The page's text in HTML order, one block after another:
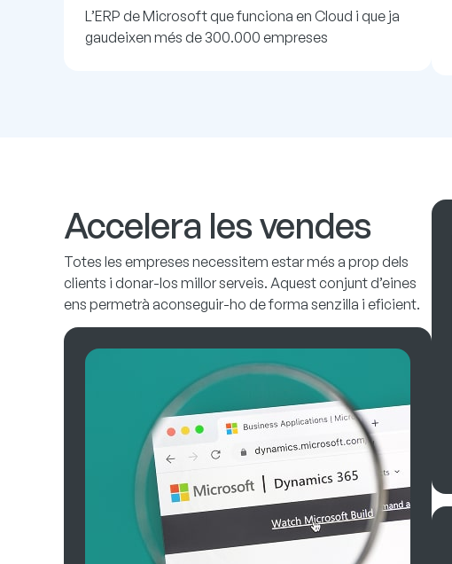
L’ERP de Microsoft que funciona en Cloud i que ja
gaudeixen més de 300.000 empreses
Accelera les vendes
Totes les empreses necessitem estar més a prop dels
clients i donar-los millor serveis. Aquest conjunt d’eines
ens permetrà aconseguir-ho de forma senzilla i eficient.